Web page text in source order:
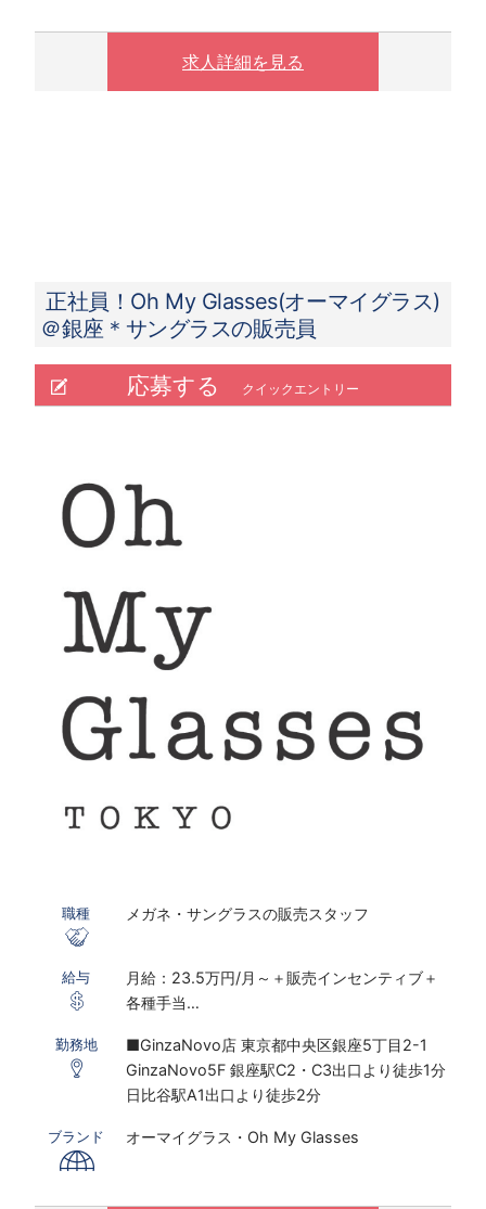
場合は別途支給する）
※販売員平均残業時間は6～9時間/月、店長平均
残業時間は、11～12時間/月(2021年度実績）
求人詳細を見る
正社員！Oh My Glasses(オーマイグラス)
＠銀座＊サングラスの販売員
応募する クイックエントリー
職種 メガネ・サングラスの販売スタッフ
給与
月給：23.5万円/月～＋販売インセンティブ＋
各種手当
※インセンティブ2023年度上期実績：販売職全
体平均：月額23,610円、店長以上平均：月額
72,703円
※固定残業代30時間～45時間分相当／月を含む
場合は別途支給する）
勤務地
■GinzaNovo店 東京都中央区銀座5丁目2-1
GinzaNovo5F 銀座駅C2・C3出口より徒歩1分
日比谷駅A1出口より徒歩2分
ブランド オーマイグラス・Oh My Glasses